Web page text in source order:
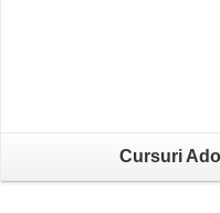
Cursuri